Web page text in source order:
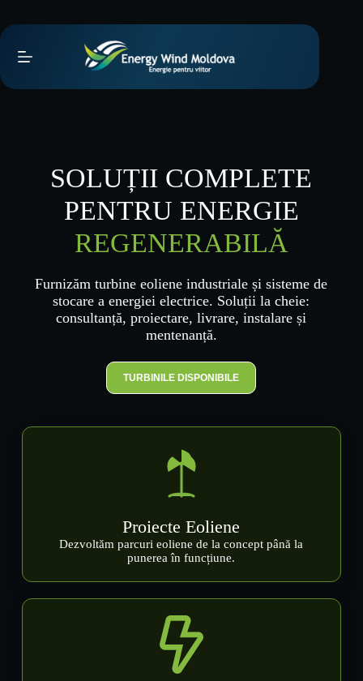
conținut
SOLUȚII COMPLETE
PENTRU ENERGIE
REGENERABILĂ
Furnizăm turbine eoliene industriale și sisteme de
stocare a energiei electrice. Soluții la cheie:
consultanță, proiectare, livrare, instalare și
mentenanță.
TURBINILE DISPONIBILE
Proiecte Eoliene
Dezvoltăm parcuri eoliene de la concept până la
punerea în funcțiune.